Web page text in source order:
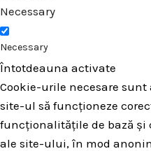
Necessary
Necessary
Întotdeauna activate
Cookie-urile necesare
site-ul să funcționeze
funcționalitățile de bază și
ale site-ului, în mod